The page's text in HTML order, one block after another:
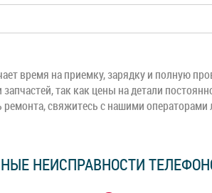
время на приемку, зарядку и полную
так как цены на детали
свяжитесь с нашими
НЕИСПРАВНОСТИ